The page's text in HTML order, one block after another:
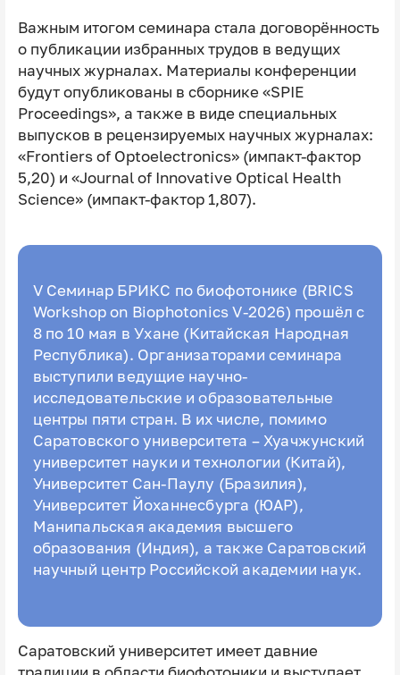
Важным итогом семинара стала договорённость
о публикации избранных трудов в ведущих
научных журналах. Материалы конференции
будут опубликованы в сборнике «SPIE
Proceedings», а также в виде специальных
выпусков в рецензируемых научных журналах:
«Frontiers of Optoelectronics» (импакт-фактор
5,20) и «Journal of Innovative Optical Health
Science» (импакт-фактор 1,807).
V Семинар БРИКС по биофотонике (BRICS
Workshop on Biophotonics V-2026) прошёл с
8 по 10 мая в Ухане (Китайская Народная
Республика). Организаторами семинара
выступили ведущие научно-
исследовательские и образовательные
центры пяти стран. В их числе, помимо
Саратовского университета – Хуачжунский
университет науки и технологии (Китай),
Университет Сан-Паулу (Бразилия),
Университет Йоханнесбурга (ЮАР),
Манипальская академия высшего
образования (Индия), а также Саратовский
научный центр Российской академии наук.
Саратовский университет имеет давние